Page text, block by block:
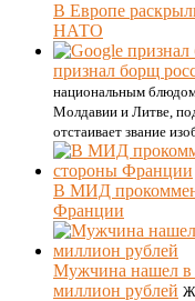
В Европе
НАТО
признал борщ
национальным
Молдавии и Литве,
отстаивает звание
В МИД
Франции
Мужчина нашел в
миллион рублей